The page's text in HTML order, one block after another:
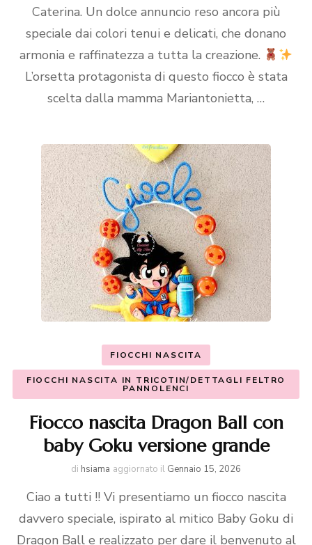
Caterina. Un dolce annuncio reso ancora più
speciale dai colori tenui e delicati, che donano
armonia e raffinatezza a tutta la creazione.
L’orsetta protagonista di questo fiocco è stata
scelta dalla mamma Mariantonietta, …
FIOCCHI NASCITA
FIOCCHI NASCITA IN TRICOTIN/DETTAGLI FELTRO
PANNOLENCI
Fiocco nascita Dragon Ball con
baby Goku versione grande
di hsiama aggiornato il Gennaio 15, 2026
Ciao a tutti !! Vi presentiamo un fiocco nascita
davvero speciale, ispirato al mitico Baby Goku di
Dragon Ball e realizzato per dare il benvenuto al